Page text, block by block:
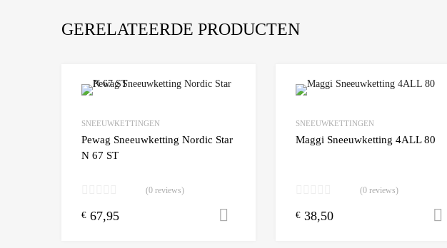
GERELATEERDE PRODUCTEN
Add to Wishlist
SNEEUWKETTINGEN
Pewag Sneeuwketting Nordic Star
N 67 ST
(0 reviews)
€ 67,95 Toevoegen aan winkelwagen
SNEEUWKETTINGEN
Maggi Sneeuwketting 4ALL 80
(0 reviews)
€ 38,50